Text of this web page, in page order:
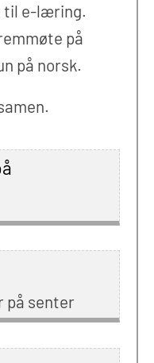
til e-læring.
på
på norsk.
på senter